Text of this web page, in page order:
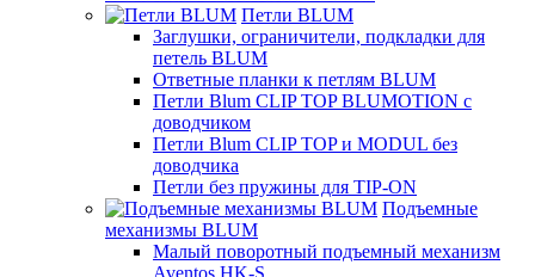
Петли BLUM
Заглушки, ограничители, подкладки для
петель BLUM
Ответные планки к петлям BLUM
Петли Blum CLIP TOP BLUMOTION с
доводчиком
Петли Blum CLIP TOP и MODUL без
доводчика
Петли без пружины для TIP-ON
Подъемные
механизмы BLUM
Малый поворотный подъемный механизм
Aventos HK-S